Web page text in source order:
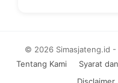
Tentang Kami Syarat
© 2026 Simasjateng.id -